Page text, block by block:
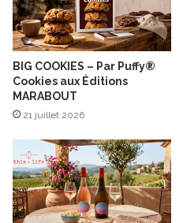
BIG COOKIES – Par Puffy®
Cookies aux Éditions
MARABOUT
21 juillet 2026